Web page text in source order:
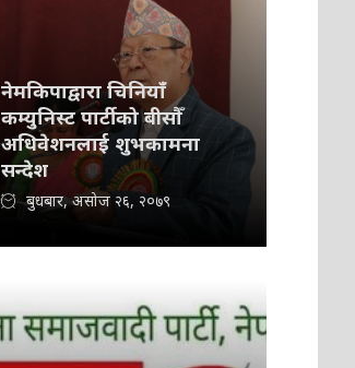
नेमकिपाद्वारा चिनियाँ
कम्युनिस्ट पार्टीको बीसौँ
अधिवेशनलाई शुभकामना
सन्देश
बुधबार, असोज २६, २०७९